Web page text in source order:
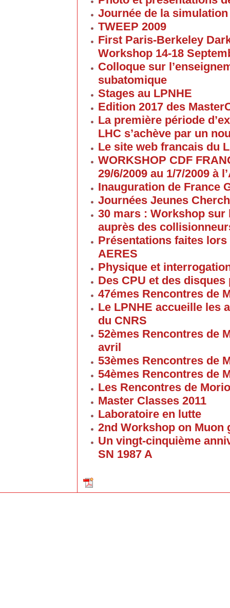
Journée de la simulation
TWEEP 2009
First Paris-Berkeley
Workshop 14-18
Colloque sur
subatomique
Stages au LPNHE
Edition 2017 des
La première période
LHC s’achève par un
Le site web francais du
WORKSHOP CDF
29/6/2009 au 1/7/2009 à
Inauguration de France
Journées Jeunes
30 mars : Workshop
auprès des
Présentations faites
AERES
Physique et
Des CPU et des
47émes Rencontres de
Le LPNHE accueille les
du CNRS
52èmes Rencontres de
avril
53èmes Rencontres de
54èmes Rencontres de
Les Rencontres de
Master Classes 2011
Laboratoire en lutte
2nd Workshop on Muon
Un vingt-cinquième
SN 1987 A